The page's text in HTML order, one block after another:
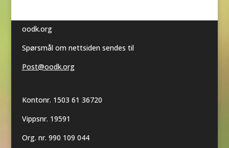
oodk.org
Spørsmål om nettsiden sendes til
Post@oodk.org
Kontonr. 1503 61 36720
Vippsnr. 19591
Org. nr. 990 109 044